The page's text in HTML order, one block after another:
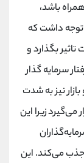
باشد،
توجه داشت که
بگذارد و
سرمایه گذار
نیز به شدت
می‌گیرد زیرا این
می‌کند. این